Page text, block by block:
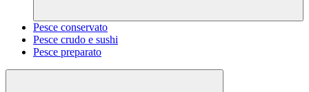
Pesce conservato
Pesce crudo e sushi
Pesce preparato